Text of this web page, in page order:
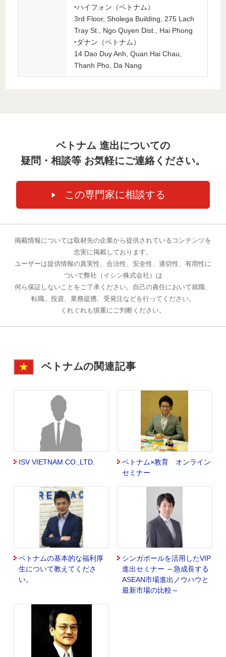
‣ハイフォン（ベトナム）
3rd Floor, Sholega Building, 275 Lach
Tray St., Ngo Quyen Dist., Hai Phong
‣ダナン（ベトナム）
14 Dao Duy Anh, Quan Hai Chau,
Thanh Pho, Da Nang
ベトナム 進出についての
疑問・相談等 お気軽にご連絡ください。
掲載情報については取材先の企業から提供されているコンテンツを
忠実に掲載しております。
ユーザーは提供情報の真実性、合法性、安全性、適切性、有用性に
ついて弊社（イシン株式会社）は
何ら保証しないことをご了承ください。自己の責任において就職、
転職、投資、業務提携、受発注などを行ってください。
くれぐれも慎重にご判断ください。
ベトナムの関連記事
ISV VIETNAM CO.,LTD.
ベトナム×教育 オンライン
セミナー
ベトナムの基本的な福利厚
生について教えてくださ
い。
シンガポールを活用したVIP
進出セミナー ～急成長する
ASEAN市場進出ノウハウと
最新市場の比較～